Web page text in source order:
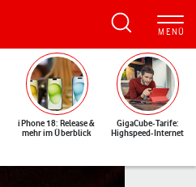
iPhone 18: Release &
mehr im Überblick
GigaCube-Tarife:
Highspeed-Internet